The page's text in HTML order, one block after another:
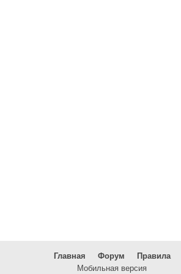
Главная Форум
Правила
Мобильная версия